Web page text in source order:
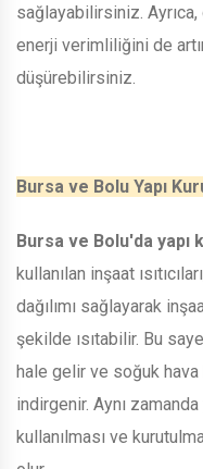
sağlayabilirsiniz.
enerji verimliliğini de
düşürebilirsiniz.
Bursa ve Bolu Yapı
Bursa ve Bolu'da yapı
kullanılan inşaat
dağılımı sağlayarak
şekilde ısıtabilir. Bu
hale gelir ve soğuk hava
indirgenir. Aynı
kullanılması ve